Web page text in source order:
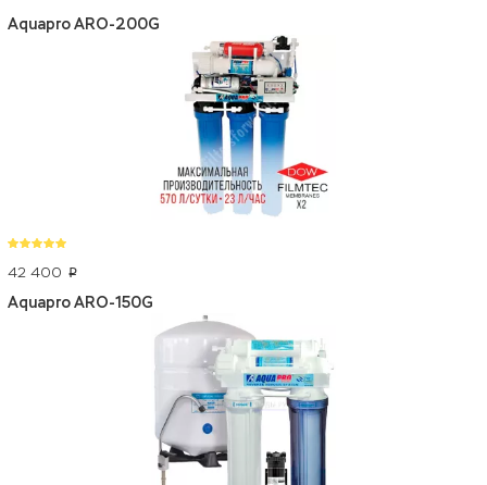
Aquapro ARO-200G
42 400 p
Aquapro ARO-150G